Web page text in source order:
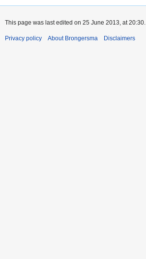
This page was last edited on 25 June 2013, at 20:30.
Privacy policy About Brongersma Disclaimers